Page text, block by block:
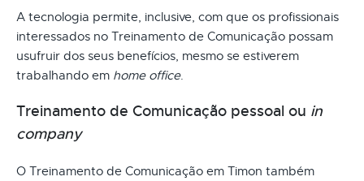
A tecnologia permite, inclusive, com que os profissionais
interessados no Treinamento de Comunicação possam
usufruir dos seus benefícios, mesmo se estiverem
trabalhando em home office.
Treinamento de Comunicação pessoal ou in
company
O Treinamento de Comunicação em Timon também